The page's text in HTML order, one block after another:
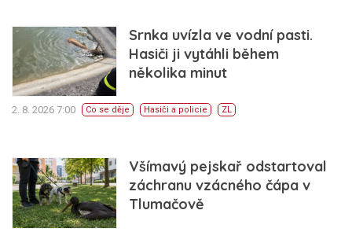
Srnka uvízla ve vodní pasti.
Hasiči ji vytáhli během
několika minut
2. 8. 2026 7:00 Co se děje Hasiči a policie ZL
Všímavý pejskař odstartoval
záchranu vzácného čápa v
Tlumačově